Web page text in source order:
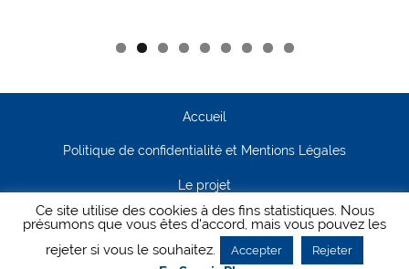
Accueil
Politique de confidentialité et Mentions Légales
Le projet
Contact
Ce site utilise des cookies à des fins statistiques. Nous
présumons que vous êtes d'accord, mais vous pouvez les
rejeter si vous le souhaitez.
Accepter Rejeter